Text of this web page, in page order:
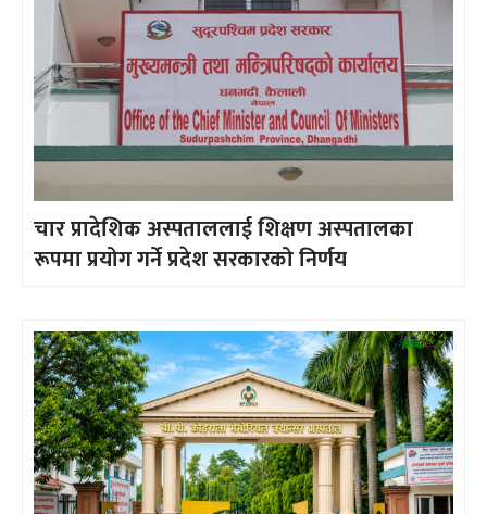
चार प्रादेशिक अस्पताललाई शिक्षण अस्पतालका
रूपमा प्रयोग गर्ने प्रदेश सरकारको निर्णय